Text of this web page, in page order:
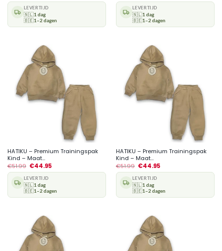
LEVERTIJD
🇳🇱1 dag
🇧🇪1–2 dagen
LEVERTIJD
🇳🇱1 dag
🇧🇪1–2 dagen
HATIKU – Premium Trainingspak
Kind – Maat...
€51.99 €44.95
LEVERTIJD
🇳🇱1 dag
🇧🇪1–2 dagen
HATIKU – Premium Trainingspak
Kind – Maat...
€51.99 €44.95
LEVERTIJD
🇳🇱1 dag
🇧🇪1–2 dagen